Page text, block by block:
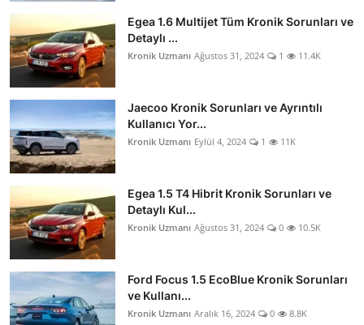
Egea 1.6 Multijet Tüm Kronik Sorunları ve
Detaylı ...
Kronik Uzmanı Ağustos 31, 2024 1 11.4K
Jaecoo Kronik Sorunları ve Ayrıntılı
Kullanıcı Yor...
Kronik Uzmanı Eylül 4, 2024 1 11K
Egea 1.5 T4 Hibrit Kronik Sorunları ve
Detaylı Kul...
Kronik Uzmanı Ağustos 31, 2024 0 10.5K
Ford Focus 1.5 EcoBlue Kronik Sorunları
ve Kullanı...
Kronik Uzmanı Aralık 16, 2024 0 8.8K